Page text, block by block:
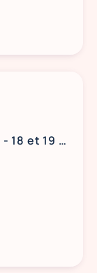
Hôte(sse) événementiel - Tours - 18 et 19 août